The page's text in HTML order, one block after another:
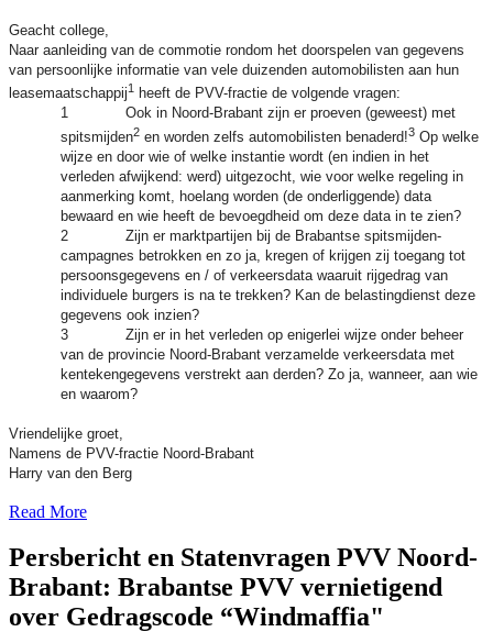
Geacht college,
Naar aanleiding van de commotie rondom het doorspelen van gegevens
van persoonlijke informatie van vele duizenden automobilisten aan hun
leasemaatschappij1
heeft de PVV-fractie de volgende vragen:
1 Ook in Noord-Brabant zijn er proeven (geweest) met
spitsmijden2 en worden zelfs automobilisten benaderd!3 Op welke
wijze en door wie of welke instantie wordt (en indien in het
verleden afwijkend: werd) uitgezocht, wie voor welke regeling in
aanmerking komt, hoelang worden (de onderliggende) data
bewaard en wie heeft de bevoegdheid om deze data in te zien?
2 Zijn er marktpartijen bij de Brabantse spitsmijden-
campagnes betrokken en zo ja, kregen of krijgen zij toegang tot
persoonsgegevens en / of verkeersdata waaruit rijgedrag van
individuele burgers is na te trekken? Kan de belastingdienst deze
gegevens ook inzien?
3 Zijn er in het verleden op enigerlei wijze onder beheer
van de provincie Noord-Brabant verzamelde verkeersdata met
kentekengegevens verstrekt aan derden? Zo ja, wanneer, aan wie
en waarom?
Vriendelijke groet,
Namens de PVV-fractie Noord-Brabant
Harry van den Berg
Read More
Persbericht en Statenvragen PVV Noord-
Brabant: Brabantse PVV vernietigend
over Gedragscode “Windmaffia"